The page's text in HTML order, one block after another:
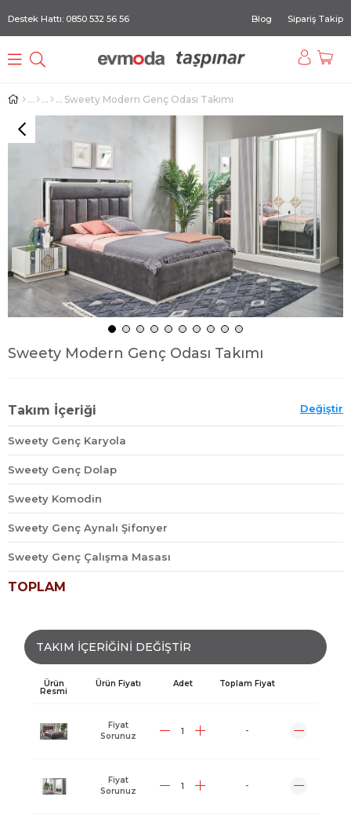
Destek Hattı: 0850 532 56 56 Blog Sipariş Takip
Sweety Modern Genç Odası Takımı
Sweety Modern Genç Odası Takımı
Takım İçeriği Değiştir
Sweety Genç Karyola
Sweety Genç Dolap
Sweety Komodin
Sweety Genç Aynalı Şifonyer
Sweety Genç Çalışma Masası
TOPLAM
TAKIM İÇERİĞİNİ DEĞİŞTİR
Ürün
Resmi
Ürün Fiyatı Adet Toplam Fiyat
Fiyat
Sorunuz
-
Fiyat
Sorunuz
-